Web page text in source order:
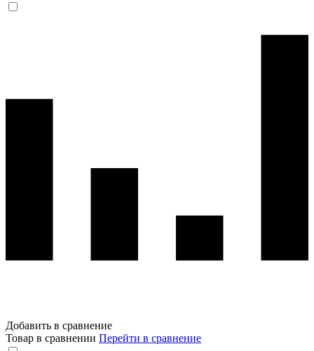
Добавить в сравнение
Товар в сравнении Перейти в сравнение